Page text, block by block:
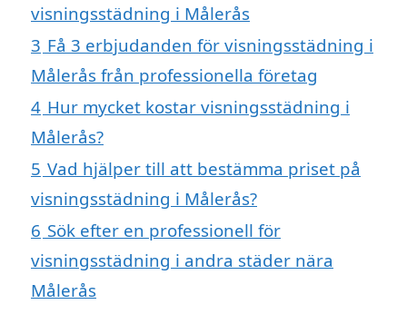
visningsstädning i Målerås
3 Få 3 erbjudanden för visningsstädning i
Målerås från professionella företag
4 Hur mycket kostar visningsstädning i
Målerås?
5 Vad hjälper till att bestämma priset på
visningsstädning i Målerås?
6 Sök efter en professionell för
visningsstädning i andra städer nära
Målerås